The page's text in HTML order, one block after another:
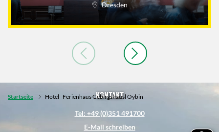
Dresden
Startseite Hotel Ferienhaus Gebirgshäusl Oybin
Kontakt
Tel: +49 (0)351 491700
E-Mail schreiben